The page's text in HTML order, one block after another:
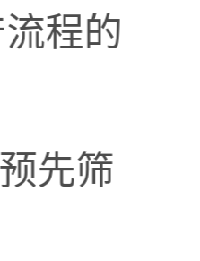
程的
先筛